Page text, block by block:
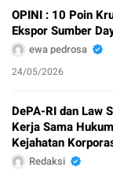
OPINI : 10 Poin
Ekspor Sumber
ewa pedrosa
24/05/2026
DePA-RI dan Law
Kerja Sama
Kejahatan
Redaksi